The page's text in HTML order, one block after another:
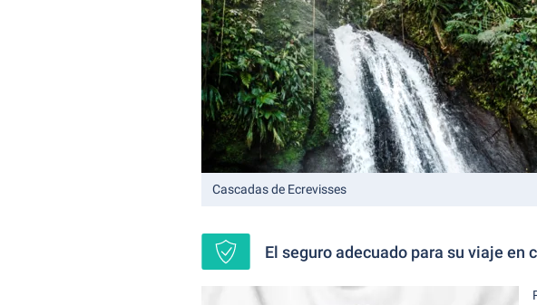
Cascadas de Ecrevisses
El seguro adecuado para su viaje en